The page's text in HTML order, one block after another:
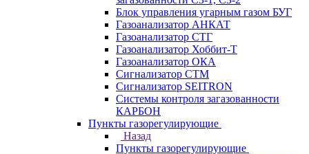
Блок управления угарным газом БУГ
Газоанализатор АНКАТ
Газоанализатор СТГ
Газоанализатор Хоббит-Т
Газоанализатор ОКА
Сигнализатор СТМ
Сигнализатор SEITRON
Системы контроля загазованности
КАРБОН
Пункты газорегулирующие
Назад
Пункты газорегулирующие